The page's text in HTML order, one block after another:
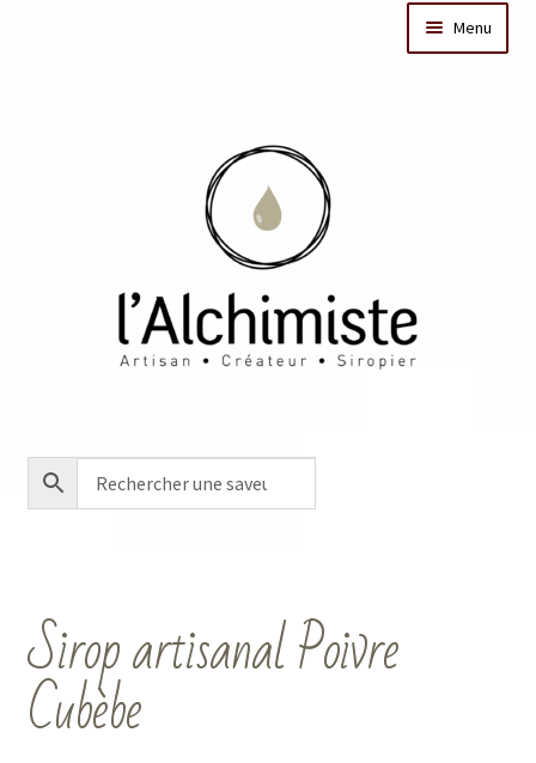
Menu
Acheter en ligne
Contact
Sirop artisanal Poivre
Cubèbe